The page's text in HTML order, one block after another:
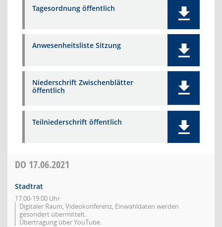
Tagesordnung öffentlich
Anwesenheitsliste Sitzung
Niederschrift Zwischenblätter
öffentlich
Teilniederschrift öffentlich
DO 17.06.2021
Stadtrat
17:00-19:00 Uhr
Digitaler Raum, Videokonferenz, Einwahldaten werden
gesondert übermittelt.
Übertragung über YouTube.